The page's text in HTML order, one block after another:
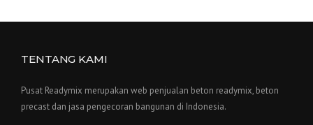
TENTANG KAMI
Pusat Readymix merupakan web penjualan beton readymix, beton
precast dan jasa pengecoran bangunan di Indonesia.